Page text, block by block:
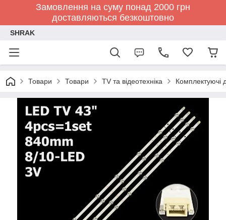
Замовлення на суму понад 2000 грн
доставляються безкоштовно
SHRAK
Товари Товари TV та відеотехніка Комплектуючі